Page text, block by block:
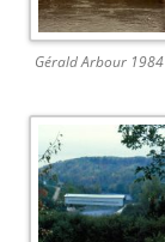
Gérald Arbour 1984